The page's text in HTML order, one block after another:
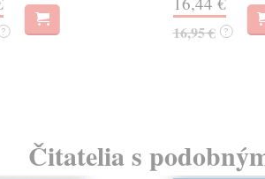
? 16,95 € ?
Čitatelia s